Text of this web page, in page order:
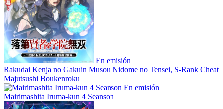
En emisión
Rakudai Kenja no Gakuin Musou Nidome no Tensei, S-Rank Cheat
Majutsushi Boukenroku
En emisión
Mairimashita Iruma-kun 4 Seanson